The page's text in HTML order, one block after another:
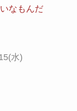
なもんだ
水)